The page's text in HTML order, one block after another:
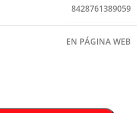
8428761389059
EN PÁGINA WEB